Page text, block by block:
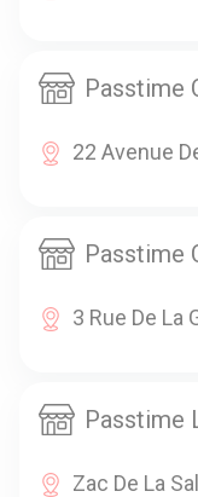
Passtime
22 Avenue
Passtime
3 Rue De La
Passtime
Zac De La